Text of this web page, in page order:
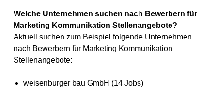
Welche Unternehmen suchen nach Bewerbern für
Marketing Kommunikation Stellenangebote?
Aktuell suchen zum Beispiel folgende Unternehmen
nach Bewerbern für Marketing Kommunikation
Stellenangebote:
weisenburger bau GmbH (14 Jobs)